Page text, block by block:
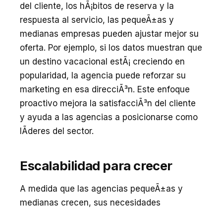
del cliente, los hÃ¡bitos de reserva y la
respuesta al servicio, las pequeÃ±as y
medianas empresas pueden ajustar mejor su
oferta. Por ejemplo, si los datos muestran que
un destino vacacional estÃ¡ creciendo en
popularidad, la agencia puede reforzar su
marketing en esa direcciÃ³n. Este enfoque
proactivo mejora la satisfacciÃ³n del cliente
y ayuda a las agencias a posicionarse como
lÃ­deres del sector.
Escalabilidad para crecer
A medida que las agencias pequeÃ±as y
medianas crecen, sus necesidades